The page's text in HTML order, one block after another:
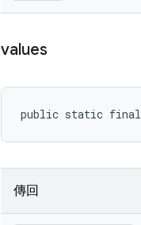
values
public static final
傳回